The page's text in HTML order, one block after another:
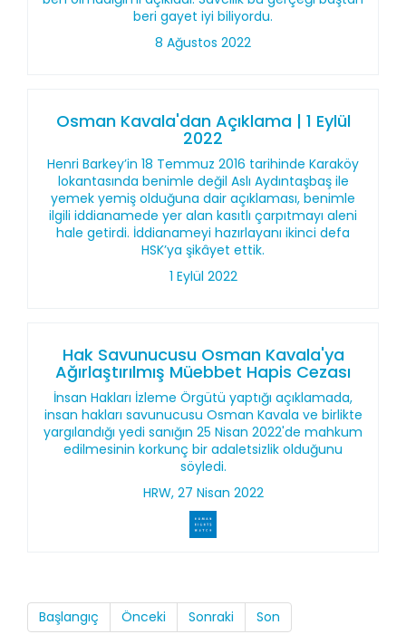
beri gayet iyi biliyordu.
8 Ağustos 2022
Osman Kavala'dan Açıklama | 1 Eylül
2022
Henri Barkey’in 18 Temmuz 2016 tarihinde Karaköy
lokantasında benimle değil Aslı Aydıntaşbaş ile
yemek yemiş olduğuna dair açıklaması, benimle
ilgili iddianamede yer alan kasıtlı çarpıtmayı aleni
hale getirdi. İddianameyi hazırlayanı ikinci defa
HSK’ya şikâyet ettik.
1 Eylül 2022
Hak Savunucusu Osman Kavala'ya
Ağırlaştırılmış Müebbet Hapis Cezası
İnsan Hakları İzleme Örgütü yaptığı açıklamada,
insan hakları savunucusu Osman Kavala ve birlikte
yargılandığı yedi sanığın 25 Nisan 2022'de mahkum
edilmesinin korkunç bir adaletsizlik olduğunu
söyledi.
HRW, 27 Nisan 2022
Başlangıç Önceki Sonraki Son